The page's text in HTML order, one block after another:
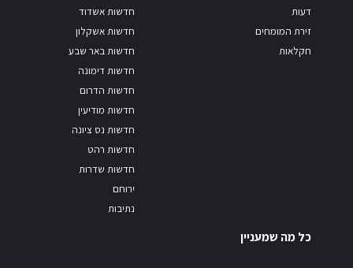
דעות
זירת המומחים
חקלאות
חדשות אשדוד
חדשות אשקלון
חדשות באר שבע
חדשות דימונה
חדשות הדרום
חדשות מודיעין
חדשות נס ציונה
חדשות רהט
חדשות שדרות
ירוחם
נתיבות
כל מה שמעניין